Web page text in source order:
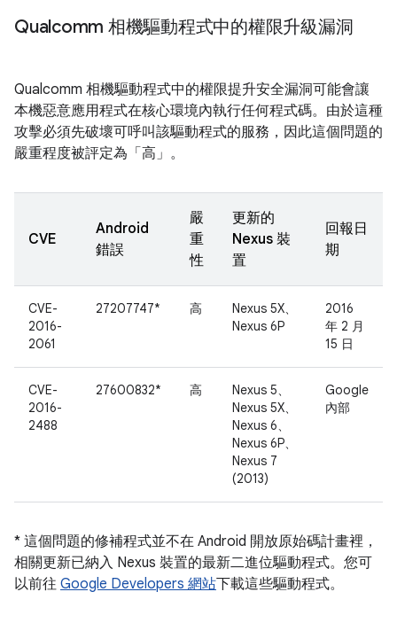
Qualcomm 相機驅動程式中的權限升級漏洞
Qualcomm 相機驅動程式中的權限提升安全漏洞可能會讓
本機惡意應用程式在核心環境內執行任何程式碼。由於這種
攻擊必須先破壞可呼叫該驅動程式的服務，因此這個問題的
嚴重程度被評定為「高」。
CVE
Android
錯誤
嚴
重
性
更新的
Nexus 裝
置
回報日
期
CVE-
2016-
2061
27207747* 高
Nexus 5X、
Nexus 6P
2016
年 2 月
15 日
CVE-
2016-
2488
27600832* 高
Nexus 5、
Nexus 5X、
Nexus 6、
Nexus 6P、
Nexus 7
(2013)
Google
內部
* 這個問題的修補程式並不在 Android 開放原始碼計畫裡，
相關更新已納入 Nexus 裝置的最新二進位驅動程式。您可
以前往 Google Developers 網站下載這些驅動程式。